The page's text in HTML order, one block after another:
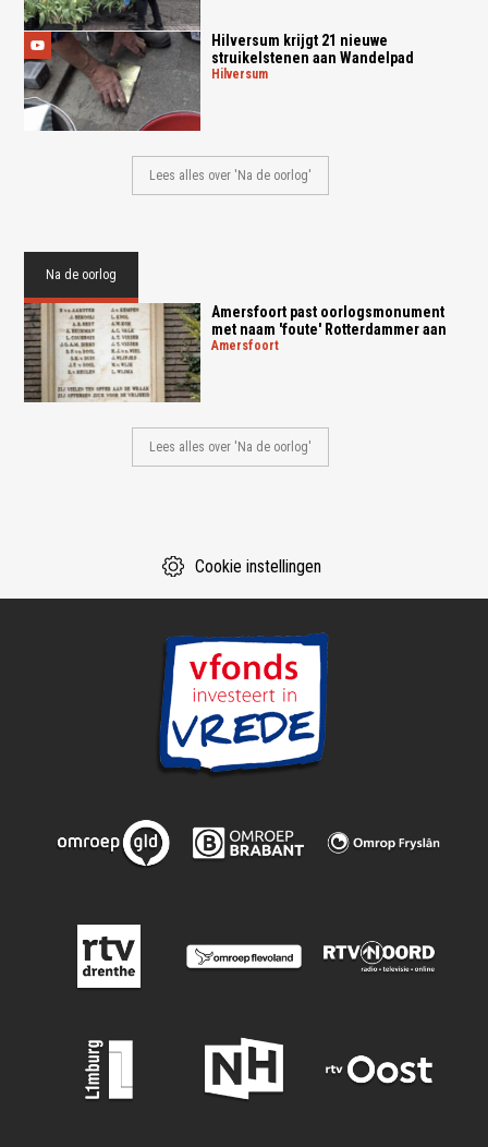
Hilversum krijgt 21 nieuwe
struikelstenen aan Wandelpad
hilversum
Lees alles over 'Na de oorlog'
Na de oorlog
Amersfoort past oorlogsmonument
met naam 'foute' Rotterdammer aan
amersfoort
Lees alles over 'Na de oorlog'
Cookie instellingen